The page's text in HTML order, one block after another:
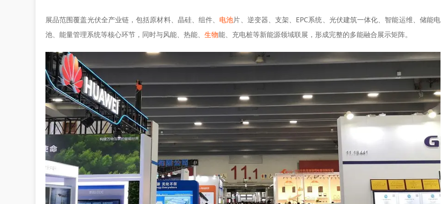
展品范围覆盖光伏全产业链，包括原材料、晶硅、组件、 电池片、逆变器、支架、EPC系统、光伏建筑一体化、智能运维、储能电
池、能量管理系统等核心环节，同时与风能、热能、 生物能、充电桩等新能源领域联展，形成完整的多能融合展示矩阵。